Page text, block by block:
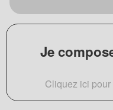
Je
Cliquez ici